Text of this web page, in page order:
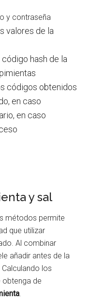
y contraseña
valores de la
hash de la
códigos obtenidos
en caso
en caso
y sal
métodos permite
que utilizar
Al combinar
añadir antes de la
los
obtenga de